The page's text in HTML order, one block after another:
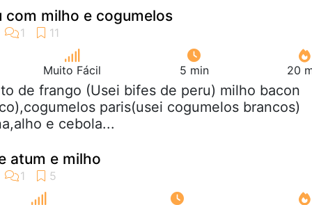
com milho e cogumelos
Muito Fácil 5 min 20
de frango (Usei bifes de peru) milho bacon
paris(usei cogumelos brancos)
e cebola...
atum e milho